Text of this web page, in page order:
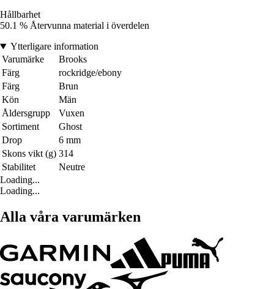
Hållbarhet
50.1 % Återvunna material i överdelen
Ytterligare information
Varumärke
Brooks
Färg
rockridge/ebony
Färg
Brun
Kön
Män
Åldersgrupp
Vuxen
Sortiment
Ghost
Drop
6 mm
Skons vikt (g) 314
Stabilitet
Neutre
Loading...
Loading...
Alla våra varumärken